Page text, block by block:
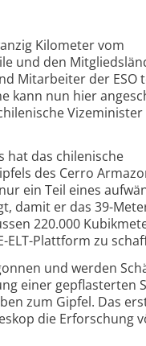
Kilometer vom
und den
Mitarbeiter der ESO
kann nun hier
hat das chilenische
des Cerro
ein Teil eines
damit er das 39-
220.000
Plattform zu
und werden
einer gepflasterten
zum Gipfel. Das
die Erforschung